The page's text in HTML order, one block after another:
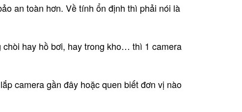
an toàn hơn. Về tính ổn định thì phải nói là
chòi hay hồ bơi, hay trong kho… thì 1 camera
camera gần đây hoặc quen biết đơn vị nào